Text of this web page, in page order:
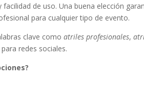
de uso. Una buena elección
para cualquier tipo de evento.
clave comoatriles profesionales,
redes sociales.